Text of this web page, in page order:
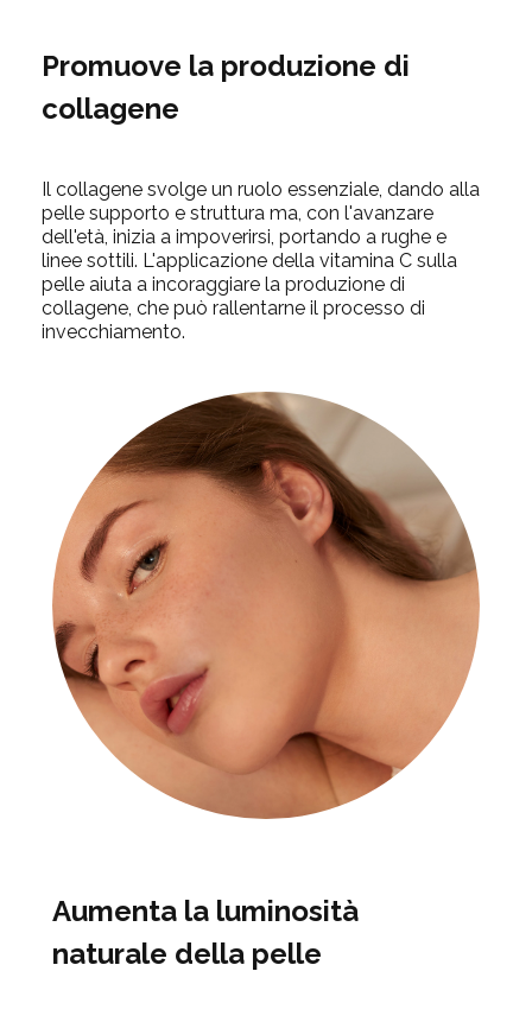
Promuove la produzione di
collagene
Il collagene svolge un ruolo essenziale, dando alla
pelle supporto e struttura ma, con l'avanzare
dell'età, inizia a impoverirsi, portando a rughe e
linee sottili. L'applicazione della vitamina C sulla
pelle aiuta a incoraggiare la produzione di
collagene, che può rallentarne il processo di
invecchiamento.
Aumenta la luminosità
naturale della pelle